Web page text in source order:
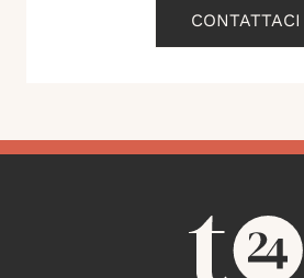
CONTATTACI